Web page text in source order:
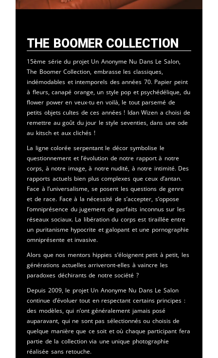
The Boomer Collection
15ème série du projet Un Anonyme Nu Dans Le Salon,
The Boomer Collection, embrasse les classiques,
indémodables et intemporels des années 70. Papier peint
à fleurs, canapé orange, un style pop et psychédélique, du
flower power en veux-tu en voilà, le tout parsemé de
petits objets cultes de ces années ! Idan Wizen a choisi de
remettre au goût du jour le style seventies, dans une ode
au kitsch et aux clichés !
La ligne colorée serpentant le décor symbolise le
questionnement et l’évolution de notre rapport à notre
corps, à notre image, à notre nudité, à notre intimité. Des
rapports actuels bien plus complexes que ceux d’antan.
Face à l’universalisme, se posent les questions de genre
et de race. Face à la nécessité de s’accepter, s’oppose
l’omniprésence du jugement de parfaits inconnus sur les
réseaux sociaux. La libération du corps est tiraillée entre
un puritanisme hypocrite et galopant et une pornographie
omniprésente et invasive.
Alors que nos mentors hippies s’éloignent petit à petit, les
générations actuelles arriveront-elles à vaincre les
paradoxes déchirants de notre société ?
Depuis 2009, le projet Un Anonyme Nu Dans Le Salon
continue d’évoluer tout en respectant certains principes :
des modèles, qui n’ont généralement jamais posé
auparavant, qui ne sont pas sélectionnés ou choisis de
quelque manière que ce soit et où chaque participant fera
partie de la collection via une unique photographie
réalisée sans retouche.